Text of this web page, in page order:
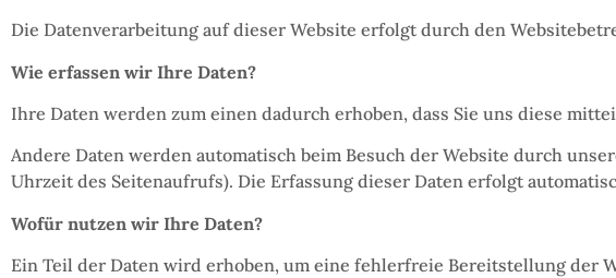
Die Datenverarbeitung auf dieser Website erfolgt durch den
Wie erfassen wir Ihre Daten?
Ihre Daten werden zum einen dadurch erhoben, dass Sie uns diese
Andere Daten werden automatisch beim Besuch der Website durch
Uhrzeit des Seitenaufrufs). Die Erfassung dieser Daten erfolgt
Wofür nutzen wir Ihre Daten?
Ein Teil der Daten wird erhoben, um eine fehlerfreie Bereitstellung der